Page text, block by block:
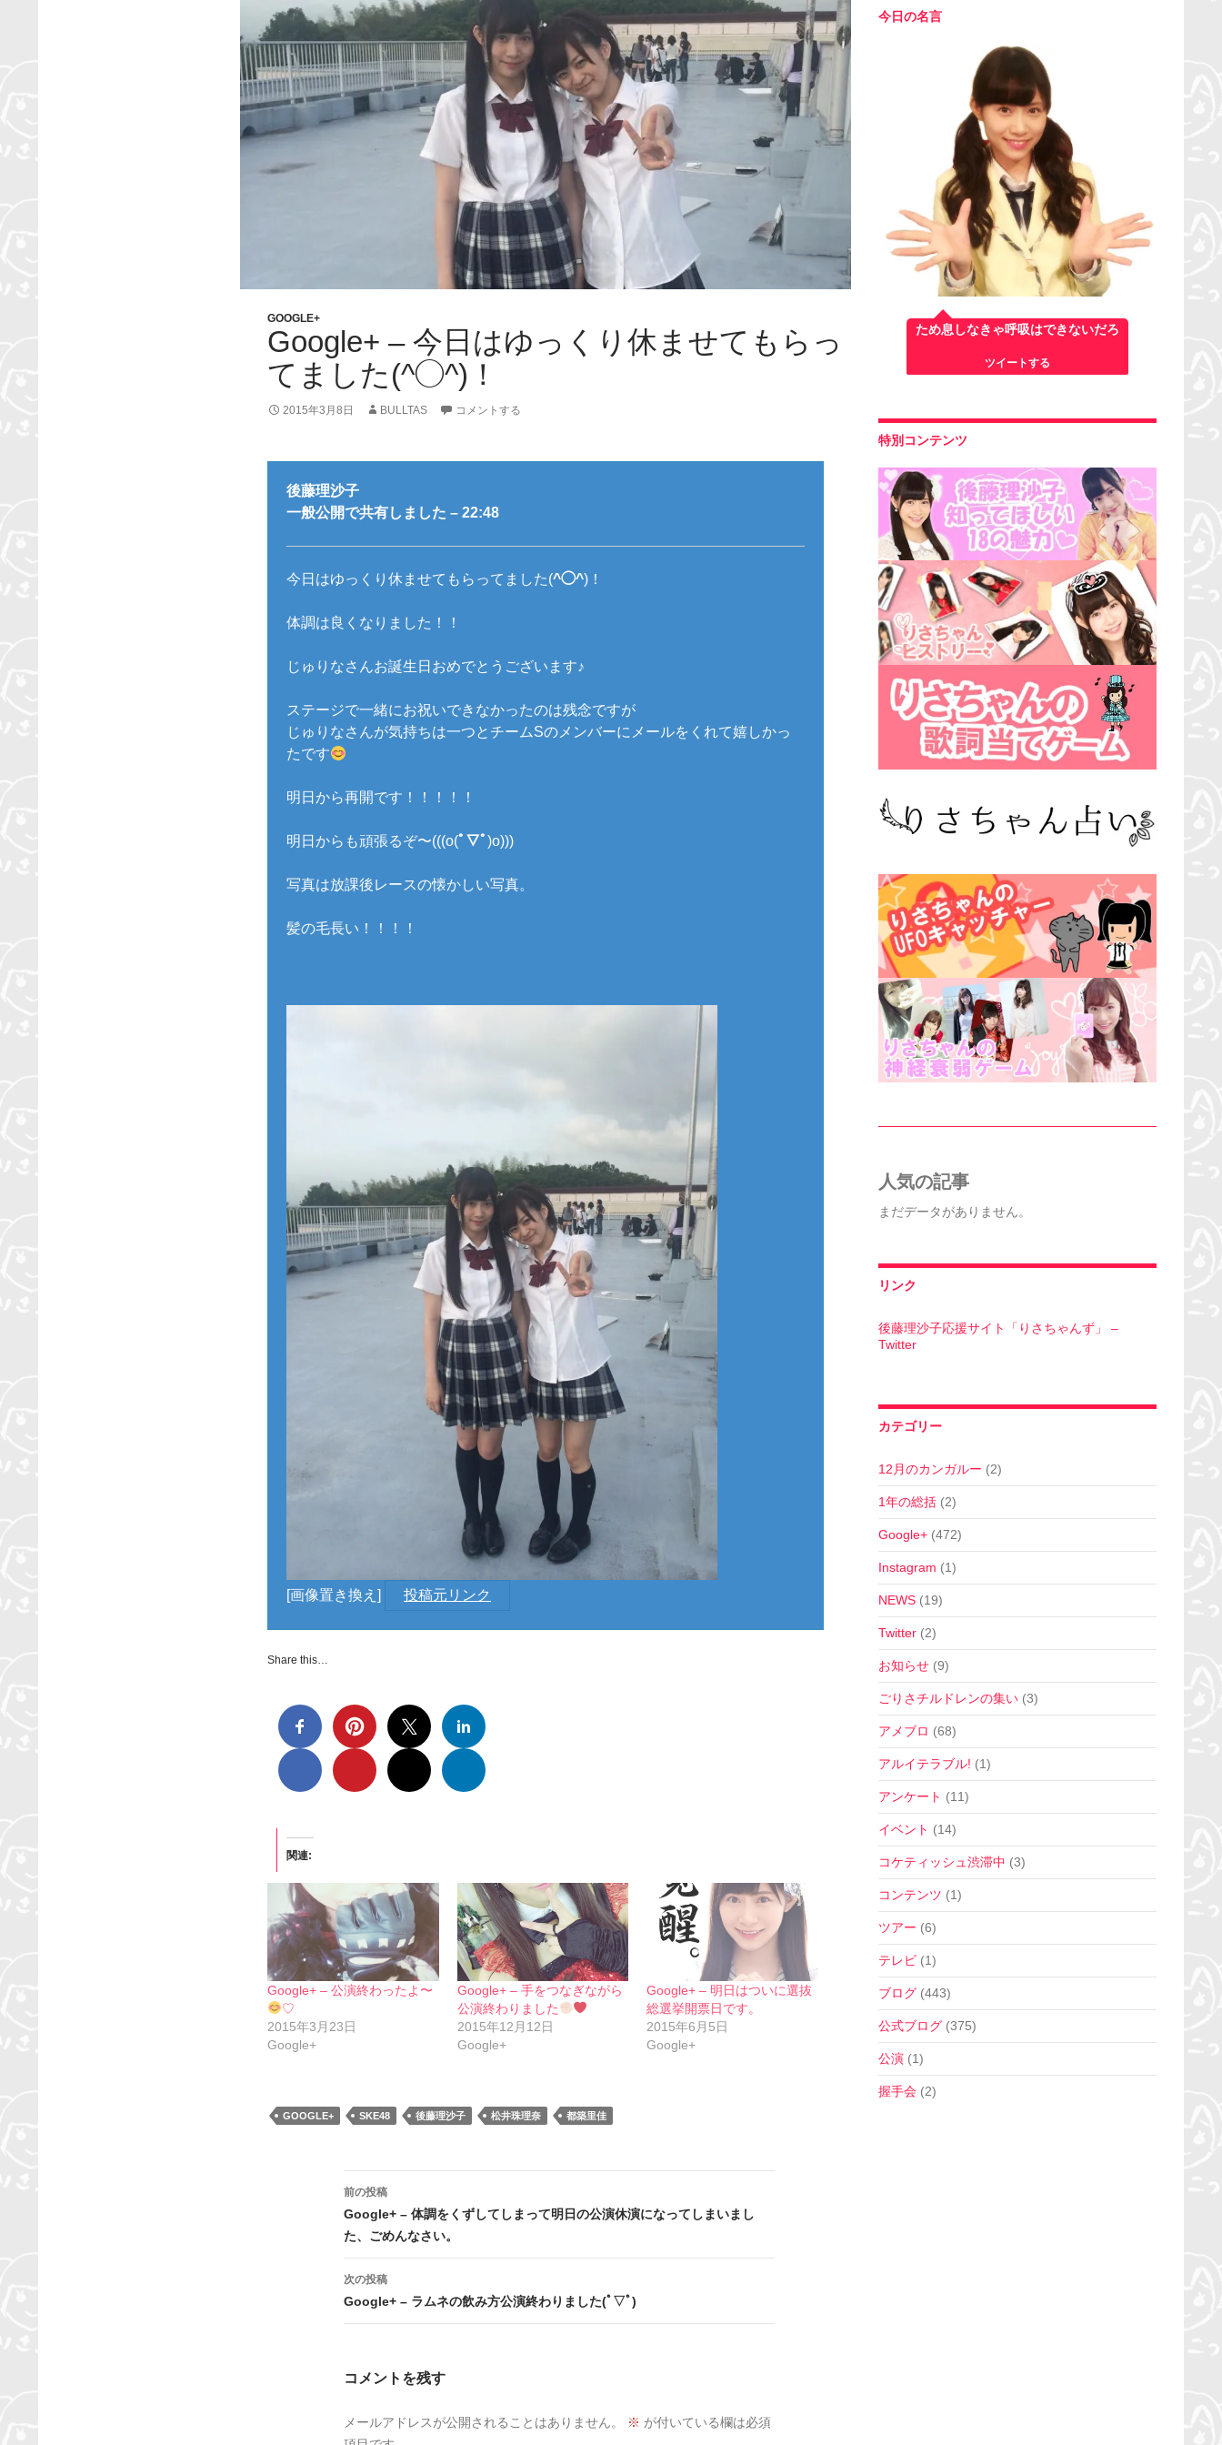
GOOGLE+
Google+ – 今日はゆっくり休ませてもらっ
てました(^◯^)！
2015年3月8日 BULLTAS コメントする
後藤理沙子
一般公開で共有しました – 22:48
今日はゆっくり休ませてもらってました(^◯^)！
体調は良くなりました！！
じゅりなさんお誕生日おめでとうございます♪
ステージで一緒にお祝いできなかったのは残念ですが
じゅりなさんが気持ちは一つとチームSのメンバーにメールをくれて嬉しかっ
たです
明日から再開です！！！！！
明日からも頑張るぞ〜(((o(ﾟ▽ﾟ)o)))
写真は放課後レースの懐かしい写真。
髪の毛長い！！！！
[画像置き換え] 投稿元リンク
Share this…
関連
Google+ – 公演終わったよ〜
♡
2015年3月23日
Google+
Google+ – 手をつなぎながら
公演終わりました
2015年12月12日
Google+
Google+ – 明日はついに選抜
総選挙開票日です。
2015年6月5日
Google+
GOOGLE+ SKE48 後藤理沙子 松井珠理奈 都築里佳
投
稿
ナ
ビ
ゲ
シ
ン
前の投稿
Google+ – 体調をくずしてしまって明日の公演休演になってしまいまし
た、ごめんなさい。
次の投稿
Google+ – ラムネの飲み方公演終わりました(ﾟ▽ﾟ)
コメントを残す
メールアドレスが公開されることはありません。 ※ が付いている欄は必須
今日の名言
ため息しなきゃ呼吸はできないだろ
ツイートする
特別コンテンツ
人気の記事
まだデータがありません。
リンク
後藤理沙子応援サイト「りさちゃんず」 –
Twitter
カテゴリー
12月のカンガルー (2)
1年の総括 (2)
Google+ (472)
Instagram (1)
NEWS (19)
Twitter (2)
お知らせ (9)
ごりさチルドレンの集い (3)
アメブロ (68)
アルイテラブル! (1)
アンケート (11)
イベント (14)
コケティッシュ渋滞中 (3)
コンテンツ (1)
ツアー (6)
テレビ (1)
ブログ (443)
公式ブログ (375)
公演 (1)
握手会 (2)